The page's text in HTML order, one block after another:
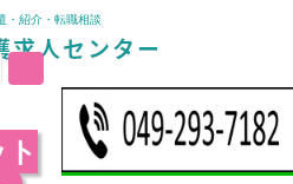
・紹介・転職相談